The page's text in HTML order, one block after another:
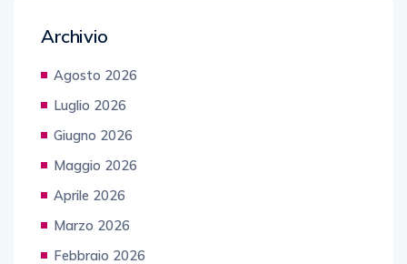
Archivio
Agosto 2026
Luglio 2026
Giugno 2026
Maggio 2026
Aprile 2026
Marzo 2026
Febbraio 2026